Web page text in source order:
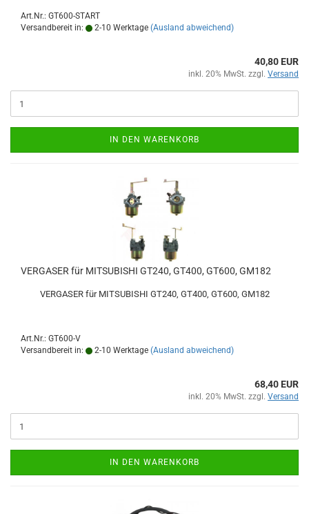
Art.Nr.: GT600-START
Versandbereit in:
2-10 Werktage (Ausland abweichend)
40,80 EUR
inkl. 20% MwSt. zzgl. Versand
IN DEN WARENKORB
VERGASER für MITSUBISHI GT240, GT400, GT600, GM182
VERGASER für MITSUBISHI GT240, GT400, GT600, GM182
Art.Nr.: GT600-V
Versandbereit in:
2-10 Werktage (Ausland abweichend)
68,40 EUR
inkl. 20% MwSt. zzgl. Versand
IN DEN WARENKORB